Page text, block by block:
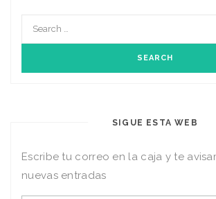
SIGUE ESTA WEB
Escribe tu correo en la caja y te
nuevas entradas